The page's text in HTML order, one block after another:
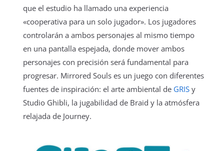
que el estudio ha llamado una experiencia
«cooperativa para un solo jugador». Los jugadores
controlarán a ambos personajes al mismo tiempo
en una pantalla espejada, donde mover ambos
personajes con precisión será fundamental para
progresar. Mirrored Souls es un juego con diferentes
fuentes de inspiración: el arte ambiental de GRIS y
Studio Ghibli, la jugabilidad de Braid y la atmósfera
relajada de Journey.